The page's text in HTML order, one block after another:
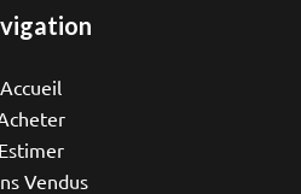
Accueil
Estimer
Vendus